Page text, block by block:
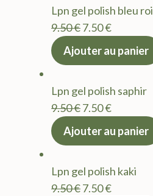
9.50 €.7.50 €.
Lpn gel polish bleu roi
9.50€Le
prix
9.50 €.
7.50€Le
actuel
7.50 €.
Ajouter au panier
Lpn gel polish saphir
9.50€Le
prix
9.50 €.
7.50€Le
actuel
7.50 €.
Ajouter au panier
Lpn gel polish kaki
9.50€Le
7.50€Le